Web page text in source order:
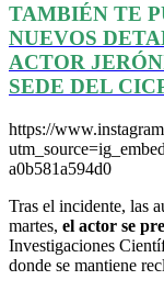
TAMBIÉN TE
NUEVOS
ACTOR
SEDE DEL
https://
a0b581a594d0
Tras el incidente, las
martes, el actor se
Investigaciones
donde se mantiene